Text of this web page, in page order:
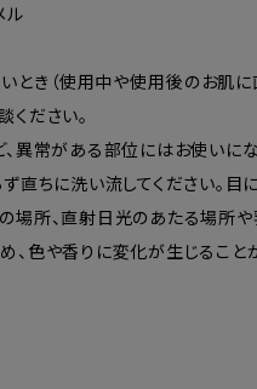
ル
き（使用中や使用後のお肌に
ださい。
異常がある部位にはお使いにな
直ちに洗い流してください。
場所、直射日光のあたる場所
色や香りに変化が生じること